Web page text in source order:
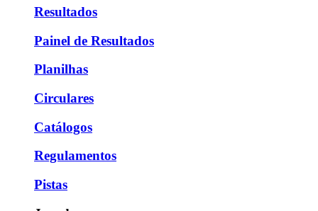
Resultados
Painel de Resultados
Planilhas
Circulares
Catálogos
Regulamentos
Pistas